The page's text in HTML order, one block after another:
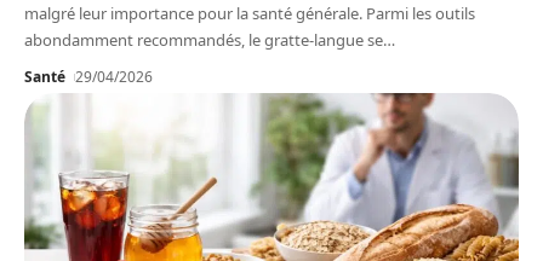
malgré leur importance pour la santé générale. Parmi les outils
abondamment recommandés, le gratte-langue se…
Santé 29/04/2026